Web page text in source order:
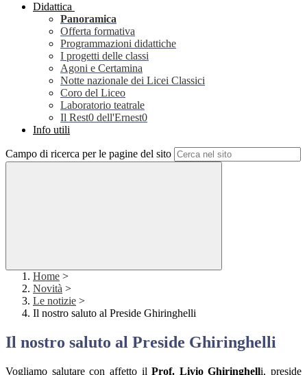
Didattica
Panoramica
Offerta formativa
Programmazioni didattiche
I progetti delle classi
Agoni e Certamina
Notte nazionale dei Licei Classici
Coro del Liceo
Laboratorio teatrale
Il Rest0 dell'Ernest0
Info utili
Campo di ricerca per le pagine del sito
Home >
Novità >
Le notizie >
Il nostro saluto al Preside Ghiringhelli
Il nostro saluto al Preside Ghiringhelli
Vogliamo salutare con affetto ilProf. Livio Ghiringhelli, preside